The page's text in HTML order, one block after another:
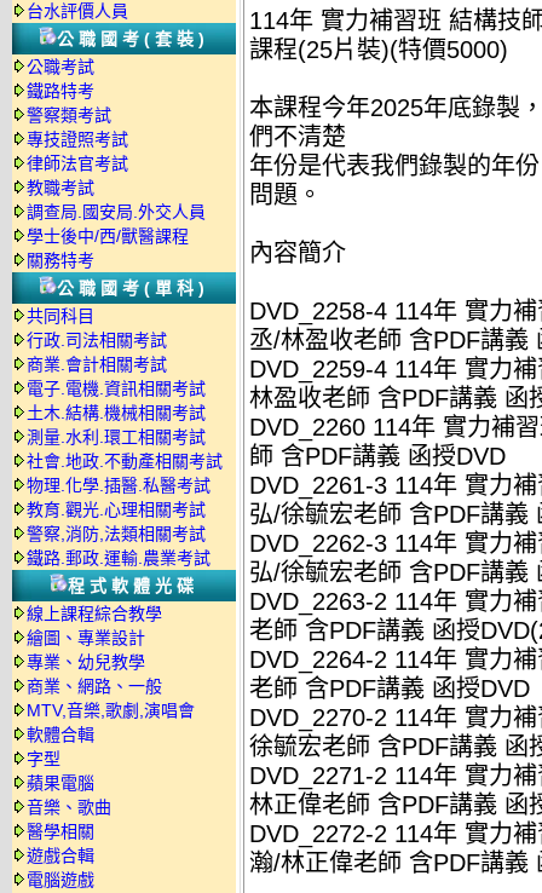
台水評價人員
公職國考(套裝)
公職考試
鐵路特考
警察類考試
專技證照考試
律師法官考試
教職考試
調查局.國安局.外交人員
學士後中/西/獸醫課程
關務特考
公職國考(單科)
共同科目
行政.司法相關考試
商業.會計相關考試
電子.電機.資訊相關考試
土木.結構.機械相關考試
測量.水利.環工相關考試
社會.地政.不動產相關考試
物理.化學.插醫.私醫考試
教育.觀光.心理相關考試
警察,消防,法類相關考試
鐵路.郵政.運輸.農業考試
程式軟體光碟
線上課程綜合教學
繪圖、專業設計
專業、幼兒教學
商業、網路、一般
MTV,音樂,歌劇,演唱會
軟體合輯
字型
蘋果電腦
音樂、歌曲
醫學相關
遊戲合輯
電腦遊戲
114年 實力補習班 結構技
課程(25片裝)(特價5000)
本課程今年2025年底錄製
們不清楚
年份是代表我們錄製的年
問題。
內容簡介
DVD_2258-4 114年 實力
丞/林盈收老師 含PDF講義
DVD_2259-4 114年 實力
林盈收老師 含PDF講義 函
DVD_2260 114年 實力補
師 含PDF講義 函授DVD
DVD_2261-3 114年 實力
弘/徐毓宏老師 含PDF講義
DVD_2262-3 114年 實力
弘/徐毓宏老師 含PDF講義
DVD_2263-2 114年 實力
老師 含PDF講義 函授
DVD_2264-2 114年 實力
老師 含PDF講義 函授DVD
DVD_2270-2 114年 實力
徐毓宏老師 含PDF講義 函
DVD_2271-2 114年 實力
林正偉老師 含PDF講義 函
DVD_2272-2 114年 實力
瀚/林正偉老師 含PDF講義